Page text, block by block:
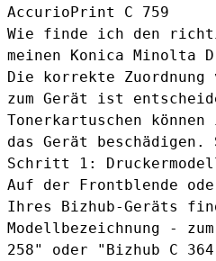
AccurioPrint C 759
Wie finde ich den
meinen Konica Minolta
Die korrekte Zuordnung
zum Gerät ist
Tonerkartuschen
das Gerät beschädigen.
Schritt 1:
Auf der Frontblende
Ihres Bizhub-Geräts
Modellbezeichnung -
258" oder "Bizhub C